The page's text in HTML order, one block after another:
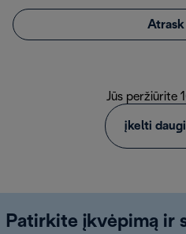
Atrask
Jūs peržiūrite
įkelti
Patirkite įkvėpimą ir